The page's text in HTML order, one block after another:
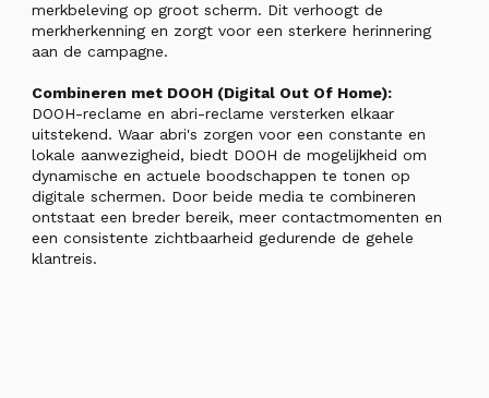
merkbeleving op groot scherm. Dit verhoogt de
merkherkenning en zorgt voor een sterkere herinnering
aan de campagne.
Combineren met DOOH (Digital Out Of Home):
DOOH-reclame en abri-reclame versterken elkaar
uitstekend. Waar abri's zorgen voor een constante en
lokale aanwezigheid, biedt DOOH de mogelijkheid om
dynamische en actuele boodschappen te tonen op
digitale schermen. Door beide media te combineren
ontstaat een breder bereik, meer contactmomenten en
een consistente zichtbaarheid gedurende de gehele
klantreis.